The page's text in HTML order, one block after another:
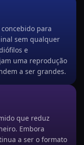
concebido para
sem qualquer
e
uma reprodução
a ser grandes.
que reduz
Embora
a ser o formato